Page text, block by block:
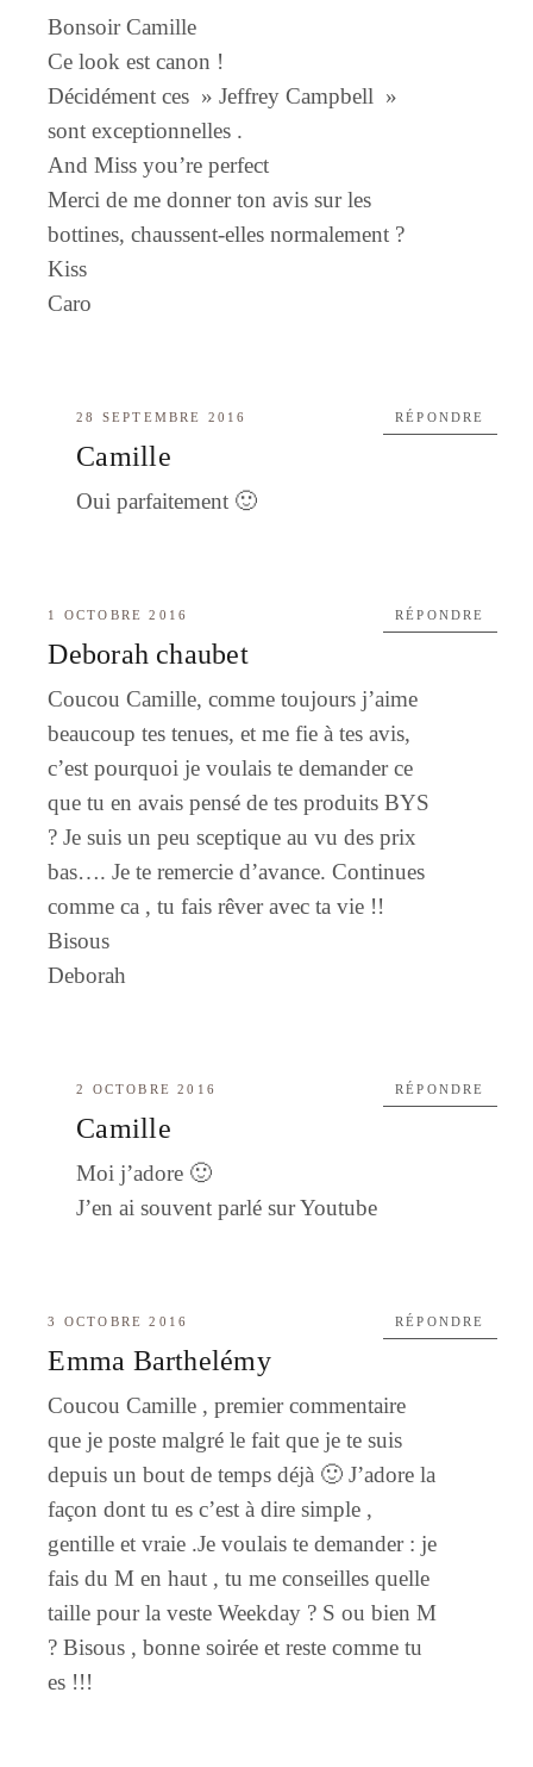
Bonsoir Camille
Ce look est canon !
Décidément ces » Jeffrey Campbell »
sont exceptionnelles .
And Miss you’re perfect
Merci de me donner ton avis sur les
bottines, chaussent-elles normalement ?
Kiss
Caro
28 SEPTEMBRE 2016
Camille
Oui parfaitement 🙂
RÉPONDRE
1 OCTOBRE 2016
Deborah chaubet
Coucou Camille, comme toujours j’aime
beaucoup tes tenues, et me fie à tes avis,
c’est pourquoi je voulais te demander ce
que tu en avais pensé de tes produits BYS
? Je suis un peu sceptique au vu des prix
bas…. Je te remercie d’avance. Continues
comme ca , tu fais rêver avec ta vie !!
Bisous
Deborah
RÉPONDRE
2 OCTOBRE 2016
Camille
Moi j’adore 🙂
J’en ai souvent parlé sur Youtube
RÉPONDRE
3 OCTOBRE 2016
Emma Barthelémy
Coucou Camille , premier commentaire
que je poste malgré le fait que je te suis
depuis un bout de temps déjà 🙂 J’adore la
façon dont tu es c’est à dire simple ,
gentille et vraie .Je voulais te demander : je
fais du M en haut , tu me conseilles quelle
taille pour la veste Weekday ? S ou bien M
? Bisous , bonne soirée et reste comme tu
es !!!
RÉPONDRE